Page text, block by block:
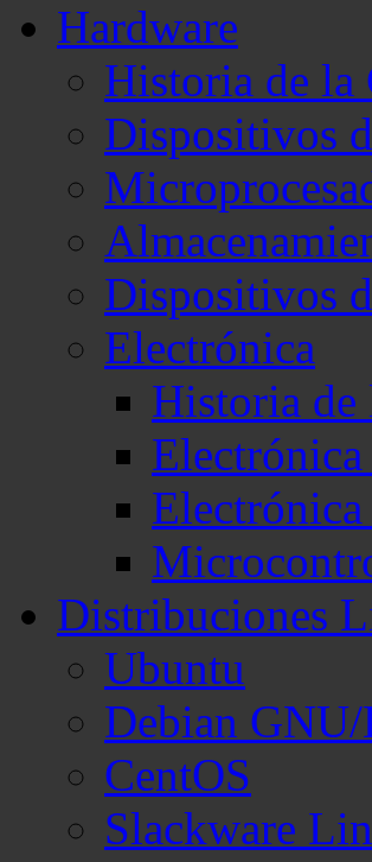
Hardware
Historia de la
Dispositivos
Dispositivos
Electrónica
Historia de
Distribuciones
Ubuntu
Debian
CentOS
Slackware